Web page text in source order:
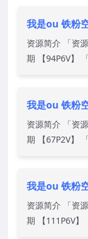
我是ou 铁粉
资源简介 「资
期 【94P6V】
我是ou 铁粉
资源简介 「资
期 【67P2V】
我是ou 铁粉
资源简介 「资
期 【111P6V】